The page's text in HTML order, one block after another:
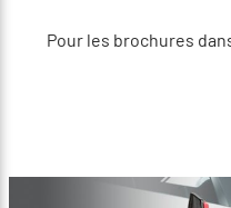
Pour les brochures